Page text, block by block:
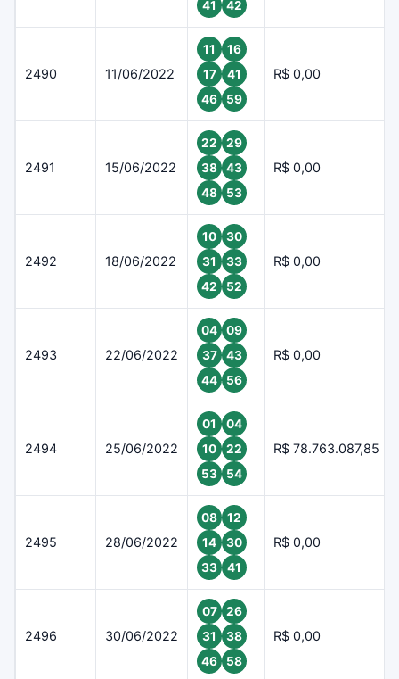
41 42
2490 11/06/2022
11
16
17
41
46
59
R$ 0,00
2491 15/06/2022
22
29
38
43
48
53
R$ 0,00
2492 18/06/2022
10
30
31
33
42
52
R$ 0,00
2493 22/06/2022
04
09
37
43
44
56
R$ 0,00
2494 25/06/2022
01
04
10
22
53
54
R$ 78.763.087,85
2495 28/06/2022
08
12
14
30
33
41
R$ 0,00
2496 30/06/2022
07
26
31
38
46
58
R$ 0,00